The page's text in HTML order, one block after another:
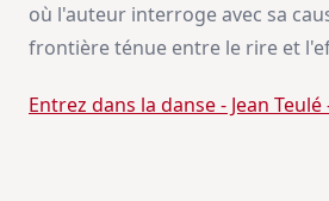
où l'auteur interroge avec sa
frontière ténue entre le rire et
Entrez dans la danse - Jean Teulé